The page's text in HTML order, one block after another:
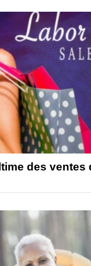
des ventes